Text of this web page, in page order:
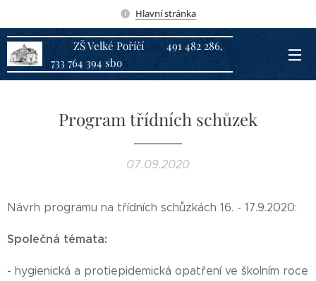
Hlavní stránka
ZŠ Velké Poříčí 491 482 286,
733 764 394 sbo
Program třídních schůzek
07.09.2020
Návrh programu na třídních schůzkách 16. - 17.9.2020:
Společná témata:
- hygienická a protiepidemická opatření ve školním roce